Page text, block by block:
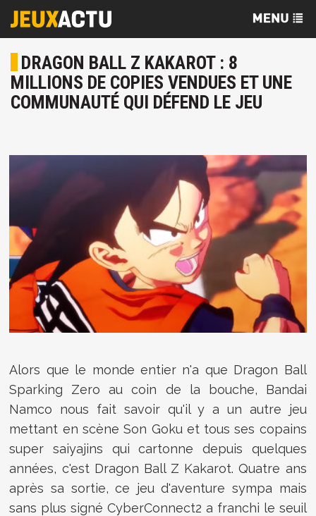
DRAGON BALL Z KAKAROT : 8
MILLIONS DE COPIES VENDUES ET UNE
COMMUNAUTÉ QUI DÉFEND LE JEU
Alors que le monde entier n'a que Dragon Ball
Sparking Zero au coin de la bouche, Bandai
Namco nous fait savoir qu'il y a un autre jeu
mettant en scène Son Goku et tous ses copains
super saiyajins qui cartonne depuis quelques
années, c'est Dragon Ball Z Kakarot. Quatre ans
après sa sortie, ce jeu d'aventure sympa mais
sans plus signé CyberConnect2 a franchi le seuil